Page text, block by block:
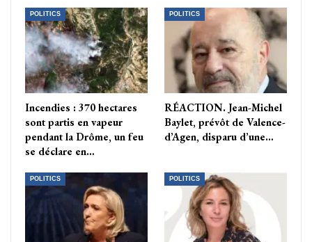
POLITICS
Incendies : 370 hectares
sont partis en vapeur
pendant la Drôme, un feu
se déclare en…
POLITICS
RÉACTION. Jean-Michel
Baylet, prévôt de Valence-
d’Agen, disparu d’une…
POLITICS POLITICS